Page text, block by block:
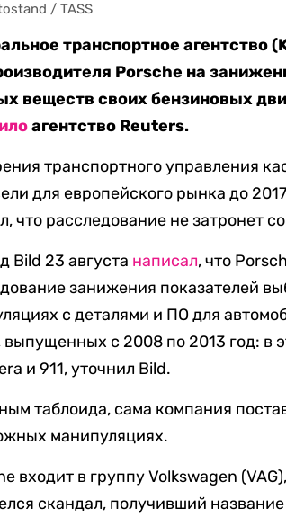
/ TASS
транспортное агентство
Porsche на
веществ своих бензиновых
агентство Reuters.
транспортного управления
для европейского рынка до
что расследование не затронет
Bild 23 августа написал, что
занижения показателей
с деталями и ПО для
с 2008 по 2013 год: в
и 911, уточнил Bild.
таблоида, сама компания
манипуляциях.
входит в группу Volkswagen
скандал, получивший